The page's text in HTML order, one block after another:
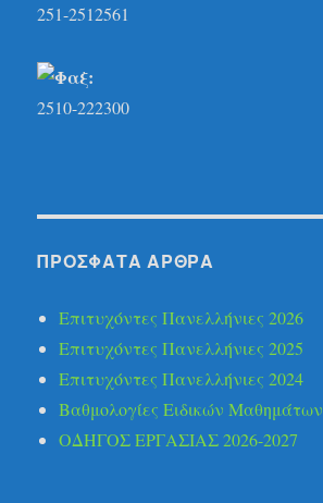
251-2512561
2510-222300
ΠΡΌΣΦΑΤΑ ΆΡΘΡΑ
Επιτυχόντες Πανελλήνιες 2026
Επιτυχόντες Πανελλήνιες 2025
Επιτυχόντες Πανελλήνιες 2024
Βαθμολογίες Ειδικών Μαθημάτων
ΟΔΗΓΟΣ ΕΡΓΑΣΙΑΣ 2026-2027